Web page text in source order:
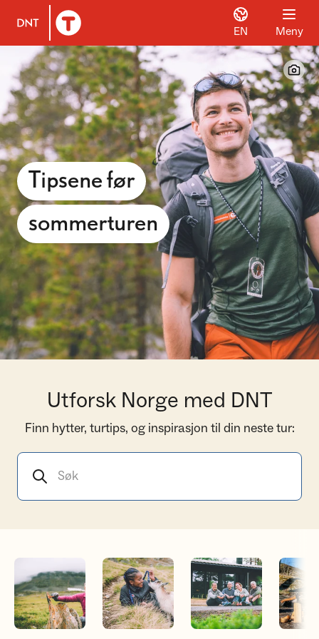
Til DNT.no forside
EN Meny
Tipsene før
sommerturen
Utforsk Norge med DNT
Finn hytter, turtips, og inspirasjon til din neste tur:
Bli medlem Medlemsfordeler Sporløs